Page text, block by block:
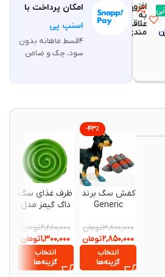
افزودن
به
علاقه
مندی
مقایسه
امکان پرداخت با
اسنپ پی
۴قسط ماهانه بدون
سود، چک و ضامن
کفش سگ برند
Generic
۳,۸۰۰,۰۰۰تومان
۲,۸۵۰,۰۰۰تومان
انتخاب
گزینه‌ها
-۴۳%
ظرف غذای سگ
داگ گیمز مدل
۲,۲۸۰,۰۰۰تومان
۱,۳۰۰,۰۰۰تومان
انتخاب
گزینه‌ها